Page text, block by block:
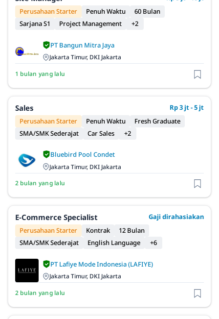
Perusahaan Starter
Penuh Waktu
60 Bulan
Sarjana S1
Project Management +2
PT Bangun Mitra Jaya
Jakarta Timur, DKI Jakarta
1 bulan yang lalu
Sales
Rp 3 jt - 5 jt
Perusahaan Starter
Penuh Waktu
Fresh Graduate
SMA/SMK Sederajat
Car Sales +2
Bluebird Pool Condet
Jakarta Timur, DKI Jakarta
2 bulan yang lalu
E-Commerce Specialist
Gaji dirahasiakan
Perusahaan Starter
Kontrak
12 Bulan
SMA/SMK Sederajat
English Language +6
PT Lafiye Mode Indonesia (LAFIYE)
Jakarta Timur, DKI Jakarta
2 bulan yang lalu